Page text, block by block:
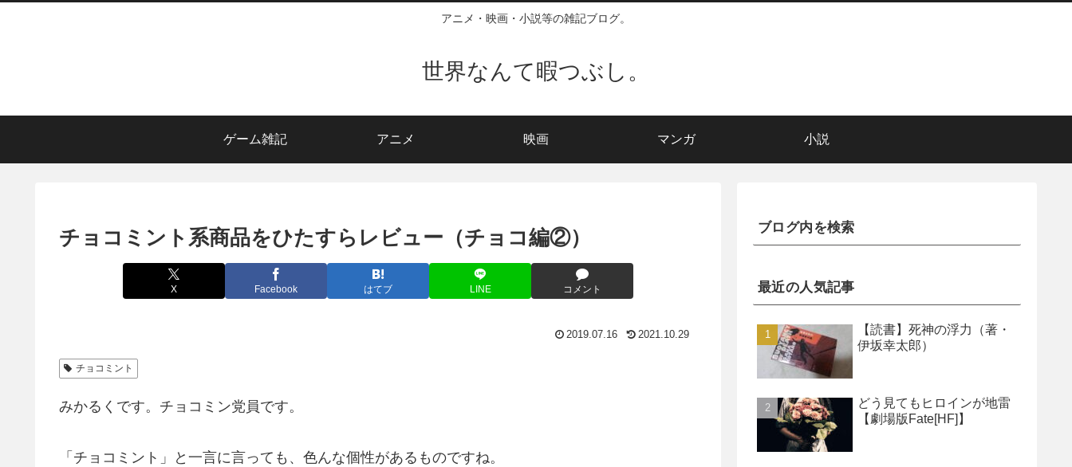
アニメ・映画・小説等の雑記ブログ。
世界なんて暇つぶし。
ゲーム雑記 アニメ 映画 マンガ 小説
チョコミント系商品をひたすらレビュー（チョコ編②）
X Facebook はてブ LINE コメント
2019.07.16 2021.10.29
チョコミント
みかるくです。チョコミン党員です。
「チョコミント」と一言に言っても、色んな個性があるものですね。
ブログ内を検索
最近の人気記事
【読書】死神の浮力（著・
伊坂幸太郎）
どう見てもヒロインが地雷
【劇場版Fate[HF]】